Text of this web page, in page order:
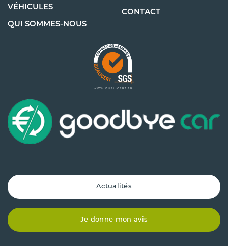
VÉHICULES
QUI SOMMES-NOUS
CONTACT
Actualités
Je donne mon avis